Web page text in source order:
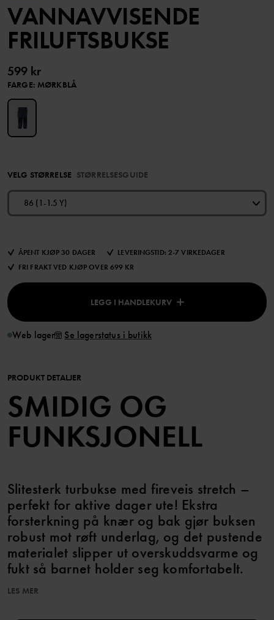
VANNAVVISENDE
FRILUFTSBUKSE
599 kr
FARGE: MØRKBLÅ
VELG STØRRELSE STØRRELSESGUIDE
86 (1-1.5 Y)
ÅPENT KJØP 30 DAGER
LEVERINGSTID: 2-7 VIRKEDAGER
FRI FRAKT VED KJØP OVER 699 KR
LEGG I HANDLEKURV
Web lager Se lagerstatus i butikk
PRODUKT DETALJER
SMIDIG OG
FUNKSJONELL
Slitesterk turbukse med fireveis stretch –
perfekt for aktive dager ute! Ekstra
forsterkning på knær og bak gjør buksen
robust mot røft underlag, og det pustende
materialet slipper ut overskuddsvarme og
fukt så barnet holder seg komfortabelt.
LES MER